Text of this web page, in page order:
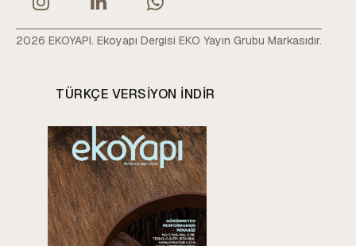
2026 EKOYAPI. Ekoyapı Dergisi EKO Yayın Grubu Markasıdır.
TÜRKÇE VERSIYON INDIR